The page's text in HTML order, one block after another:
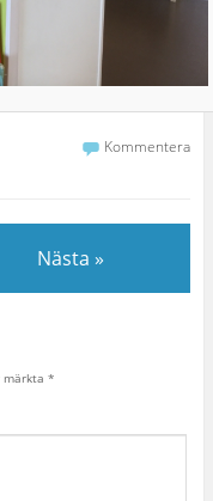
Kommentera
Nästa »
*